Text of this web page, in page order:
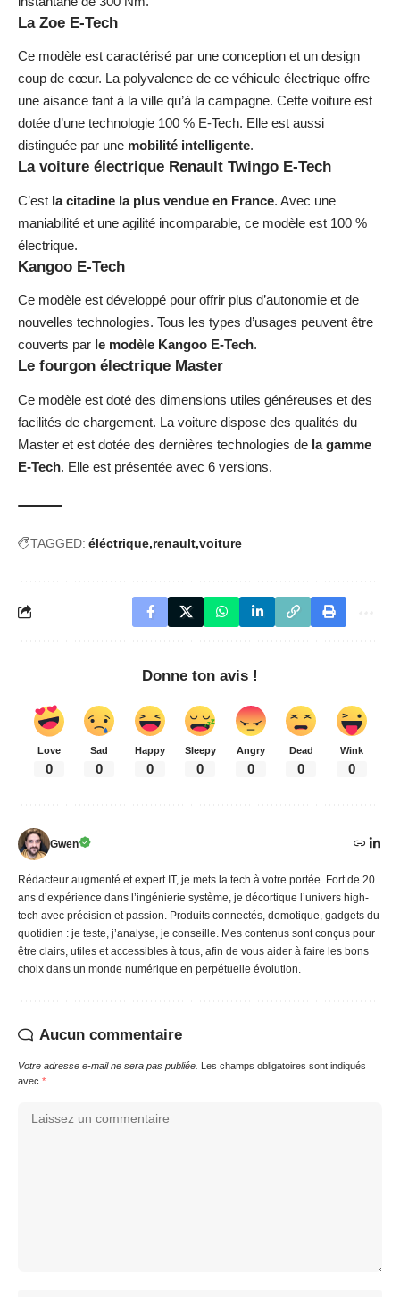
La Zoe E-Tech
Ce modèle est caractérisé par une conception et un design
coup de cœur. La polyvalence de ce véhicule électrique offre
une aisance tant à la ville qu’à la campagne. Cette voiture est
dotée d’une technologie 100 % E-Tech. Elle est aussi
distinguée par une mobilité intelligente.
La voiture électrique Renault Twingo E-Tech
C’est la citadine la plus vendue en France. Avec une
maniabilité et une agilité incomparable, ce modèle est 100 %
électrique.
Kangoo E-Tech
Ce modèle est développé pour offrir plus d’autonomie et de
nouvelles technologies. Tous les types d’usages peuvent être
couverts par le modèle Kangoo E-Tech.
Le fourgon électrique Master
Ce modèle est doté des dimensions utiles généreuses et des
facilités de chargement. La voiture dispose des qualités du
Master et est dotée des dernières technologies de la gamme
E-Tech. Elle est présentée avec 6 versions.
TAGGED: éléctrique renault voiture
Donne ton avis !
Love
0
Sad
0
Happy
0
Sleepy
0
Angry
0
Dead
0
Wink
0
Gwen
Rédacteur augmenté et expert IT, je mets la tech à votre portée. Fort de 20
ans d’expérience dans l’ingénierie système, je décortique l’univers high-
tech avec précision et passion. Produits connectés, domotique, gadgets du
quotidien : je teste, j’analyse, je conseille. Mes contenus sont conçus pour
être clairs, utiles et accessibles à tous, afin de vous aider à faire les bons
choix dans un monde numérique en perpétuelle évolution.
Aucun commentaire
Votre adresse e-mail ne sera pas publiée.
Les champs obligatoires sont indiqués
avec *